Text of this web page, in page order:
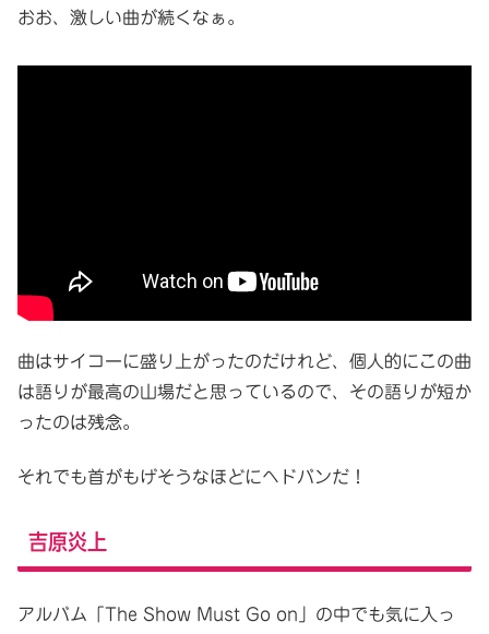
おお、激しい曲が続くなぁ。
曲はサイコーに盛り上がったのだけれど、個人的にこの曲
は語りが最高の山場だと思っているので、その語りが短か
ったのは残念。
それでも首がもげそうなほどにヘドバンだ！
吉原炎上
アルバム「The Show Must Go on」の中でも気に入っ